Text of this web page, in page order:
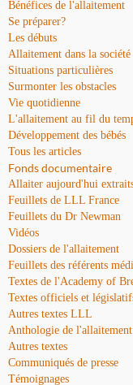
Bénéfices de l'allaitement
Se préparer?
Les débuts
Allaitement dans la société
Situations particulières
Surmonter les obstacles
Vie quotidienne
L'allaitement au fil du
Développement des bébés
Tous les articles
Fonds documentaire
Allaiter aujourd'hui
Feuillets de LLL France
Feuillets du Dr Newman
Vidéos
Dossiers de l'allaitement
Feuillets des référents
Textes de l'Academy of
Textes officiels et
Autres textes LLL
Anthologie de
Autres textes
Communiqués de presse
Témoignages